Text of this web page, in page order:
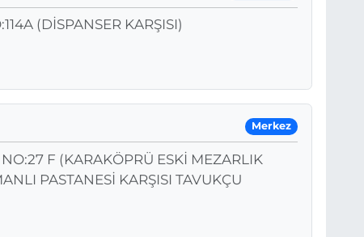
(DİSPANSER KARŞISI)
Merkez
F (KARAKÖPRÜ ESKİ MEZARLIK
PASTANESİ KARŞISI TAVUKÇU